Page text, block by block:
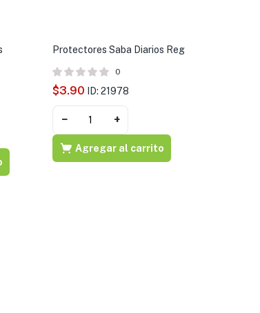
Protectores Saba Diarios Reg
0
$3.90 ID: 21978
− +
Agregar al carrito